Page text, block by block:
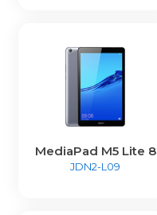
MediaPad M5 Lite 8
JDN2-L09